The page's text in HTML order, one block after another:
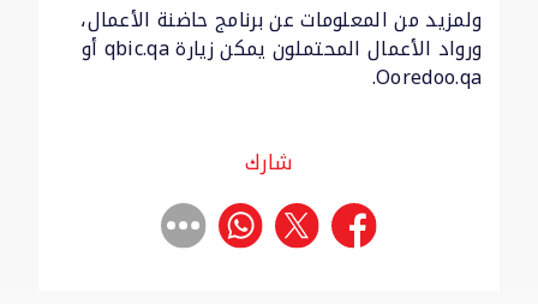
ولمزيد من المعلومات عن برنامج حاضنة الأعمال،
ورواد الأعمال المحتملون يمكن زيارة qbic.qa أو
Ooredoo.qa.
شارك